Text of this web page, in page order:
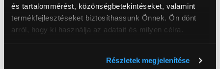
és tartalommérést, közönségbetekintéseket, valamint
termékfejlesztéseket biztosíthassunk Önnek. Ön dönt
arról, hogy ki használja az adatait és milyen célra.
Részletek megjelenítése
lemenni az ultra-alacsony fényerőszintnek
köszönhetően. A megjelenítő 68 milliárd szín
megjelenítésére képes, lefedve a DCI-P3 színteret, a